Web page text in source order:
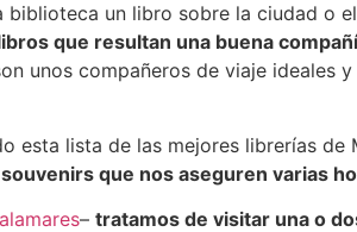
un libro sobre la ciudad o
que resultan una buena
unos compañeros de viaje ideales
lista de las mejores librerías
que nos aseguren varias
– tratamos de visitar una o